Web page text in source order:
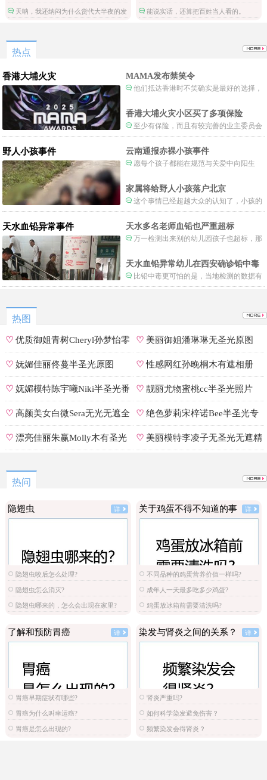
进来的。
天呐，我还纳闷为什么货代大半夜的发
能说实话，还算把百姓当人看的。
热点
香港大埔火灾 MAMA发布禁笑令
他们抵达香港时不笑确实是最好的选择，
一种保护吧。
香港大埔火灾小区买了多项保险
至少有保险，而且有较完善的业主委员会
制度。
野人小孩事件 云南通报赤裸小孩事件
愿每个孩子都能在规范与关爱中向阳生
家属将给野人小孩落户北京
这个事情已经超越大众的认知了，小孩的
形体和状态已经畸形了，得尽快送医。
天水血铅异常事件 天水多名老师血铅也严重超标
万一检测出来别的幼儿园孩子也超标，那
天水血铅异常幼儿在西安确诊铅中毒
比铅中毒更可怕的是，当地检测的数据有
可能被造假。
热图
♡优质御姐青树Cheryl孙梦怡零
遮罩私拍
♡ 美丽御姐潘琳琳无圣光原图
♡妩媚佳丽佟蔓半圣光原图 ♡性感网红孙晚桐木有遮相册
♡妩媚模特陈宇曦Niki半圣光番
号
♡ 靓丽尤物蜜桃cc半圣光照片
♡高颜美女白微Sera无光无遮全
集
♡ 绝色萝莉宋梓诺Bee半圣光专
辑
♡漂亮佳丽朱赢Molly木有圣光 ♡ 美丽模特李凌子无圣光无遮精
热问
隐翅虫 详
隐翅虫咬后怎么处理?
隐翅虫怎么消灭?
隐翅虫哪来的，怎么会出现在家里?
关于鸡蛋不得不知道的事 详
不同品种的鸡蛋营养价值一样吗?
成年人一天最多吃多少鸡蛋?
鸡蛋放冰箱前需要清洗吗?
了解和预防胃癌 详
胃癌早期症状有哪些?
胃癌为什么叫幸运癌?
胃癌是怎么出现的?
染发与肾炎之间的关系？ 详
肾炎严重吗?
如何科学染发避免伤害？
频繁染发会得肾炎？